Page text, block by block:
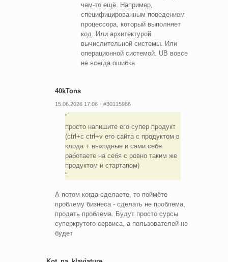
чем-то ещё. Например,
специфицированным поведением
процессора, который выполняет
код. Или архитектурой
вычислительной системы. Или
операционной системой. UB вовсе
не всегда ошибка.
40kTons
15.06.2026 17:06 #30115986
просто напишите его супер продукт
(ctrl+c ctrl+v его сайта с продуктом в
клода + выходные и сами себе
работаете на себя с ровно таким же
продуктом и стартапом)
А потом когда сделаете, то поймёте
проблему бизнеса - сделать не проблема,
продать проблема. Будут просто сурсы
суперкрутого сервиса, а пользователей не
будет